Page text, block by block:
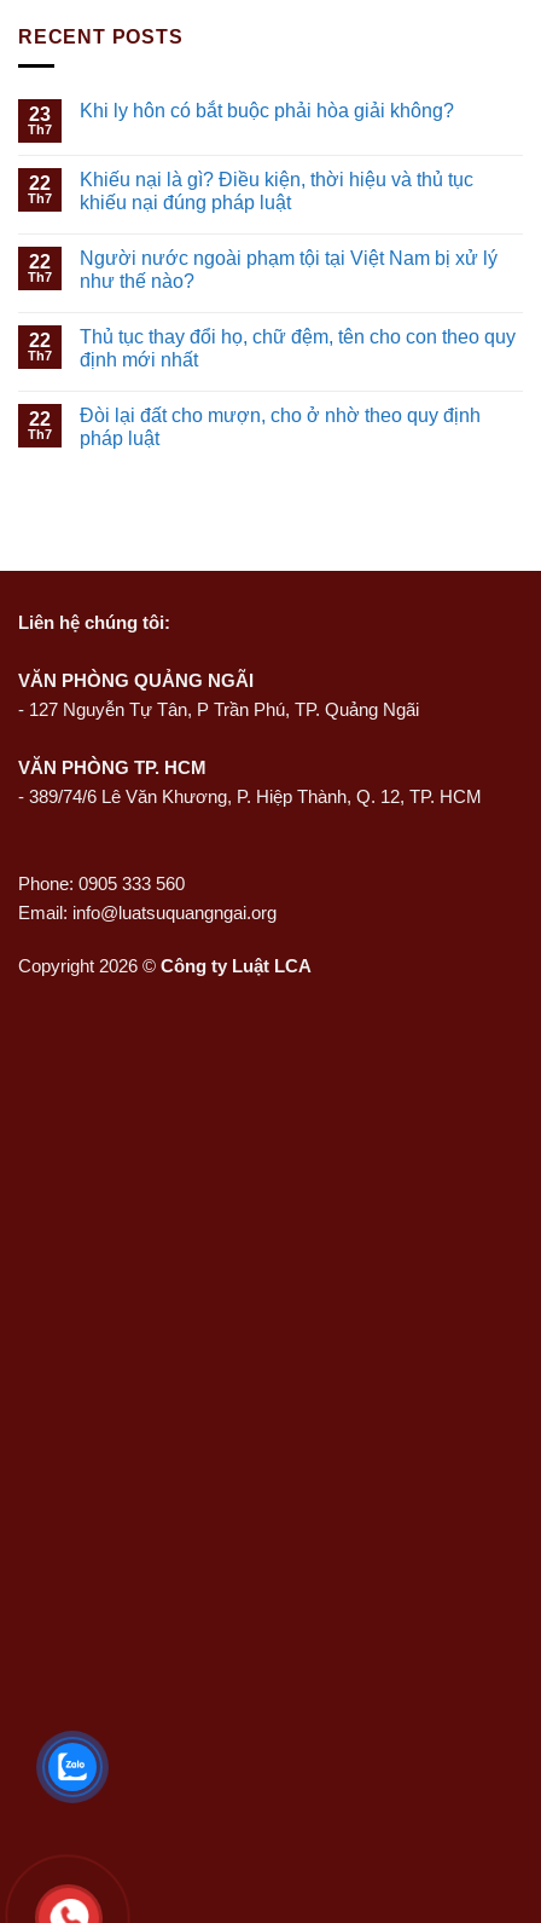
RECENT POSTS
23
Th7
Khi ly hôn có bắt buộc phải hòa giải không?
22
Th7
Khiếu nại là gì? Điều kiện, thời hiệu và thủ tục
khiếu nại đúng pháp luật
22
Th7
Người nước ngoài phạm tội tại Việt Nam bị xử lý
như thế nào?
22
Th7
Thủ tục thay đổi họ, chữ đệm, tên cho con theo quy
định mới nhất
22
Th7
Đòi lại đất cho mượn, cho ở nhờ theo quy định
pháp luật
Liên hệ chúng tôi:
VĂN PHÒNG QUẢNG NGÃI
- 127 Nguyễn Tự Tân, P Trần Phú, TP. Quảng Ngãi
VĂN PHÒNG TP. HCM
- 389/74/6 Lê Văn Khương, P. Hiệp Thành, Q. 12, TP. HCM
Phone: 0905 333 560
Email: info@luatsuquangngai.org
Copyright 2026 © Công ty Luật LCA